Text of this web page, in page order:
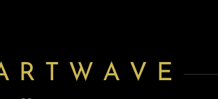
R T W A V E